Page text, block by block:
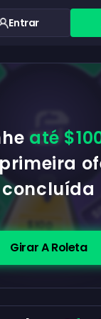
Entrar
até
concluída
Girar A Roleta
$100
$0.10